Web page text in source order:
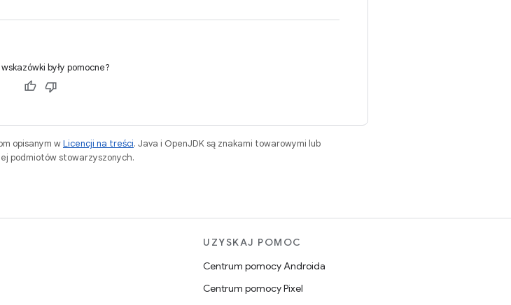
były pomocne?
opisanym wLicencji na treści. Java i OpenJDK są znakami towarowymi lub
podmiotów stowarzyszonych.
UZYSKAJ POMOC
Centrum pomocy Androida
Centrum pomocy Pixel